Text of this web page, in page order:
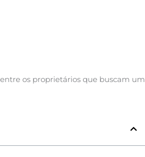
os proprietários que buscam um